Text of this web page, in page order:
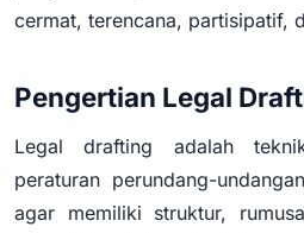
cermat, terencana, partisipatif,
Pengertian Legal
Legal drafting adalah
peraturan perundang-
agar memiliki struktur,